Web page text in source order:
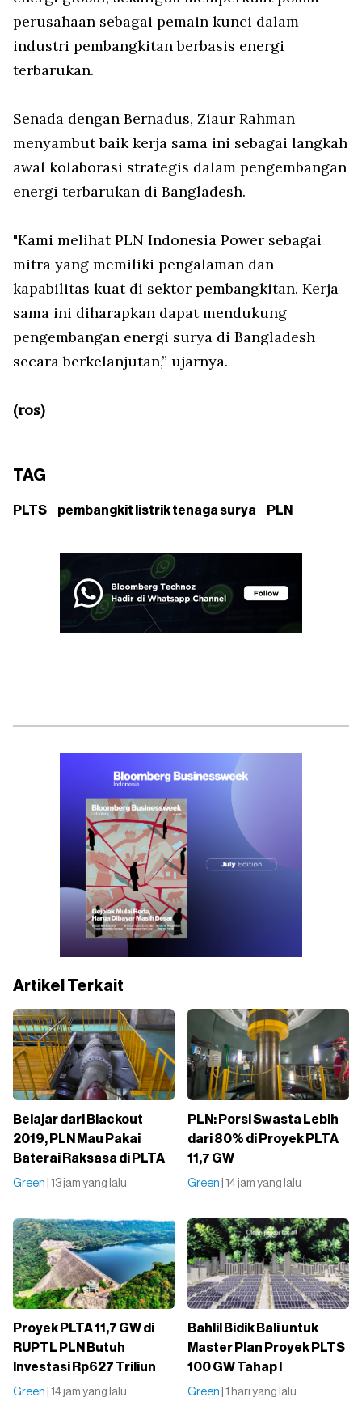
perusahaan sebagai pemain kunci dalam
industri pembangkitan berbasis energi
terbarukan.
Senada dengan Bernadus, Ziaur Rahman
menyambut baik kerja sama ini sebagai langkah
awal kolaborasi strategis dalam pengembangan
energi terbarukan di Bangladesh.
"Kami melihat PLN Indonesia Power sebagai
mitra yang memiliki pengalaman dan
kapabilitas kuat di sektor pembangkitan. Kerja
sama ini diharapkan dapat mendukung
pengembangan energi surya di Bangladesh
secara berkelanjutan,” ujarnya.
(ros)
TAG
PLTS pembangkit listrik tenaga surya PLN
Artikel Terkait
Belajar dari Blackout
2019, PLN Mau Pakai
Baterai Raksasa di PLTA
Green | 13 jam yang lalu
PLN: Porsi Swasta Lebih
dari 80% di Proyek PLTA
11,7 GW
Green | 14 jam yang lalu
Proyek PLTA 11,7 GW di
RUPTL PLN Butuh
Investasi Rp627 Triliun
Green | 14 jam yang lalu
Bahlil Bidik Bali untuk
Master Plan Proyek PLTS
100 GW Tahap I
Green | 1 hari yang lalu